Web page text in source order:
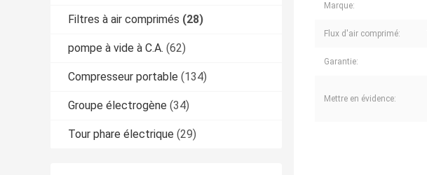
Filtres à air comprimés (28)
pompe à vide à C.A. (62)
Compresseur portable (134)
Groupe électrogène (34)
Tour phare électrique (29)
Marque:
Flux d'air comprimé:
Garantie:
Mettre en évidence: